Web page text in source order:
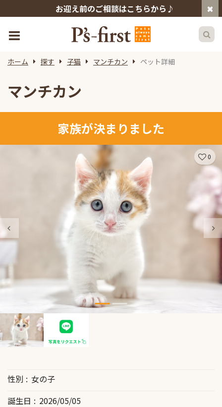
お迎え前のご相談はこちらから♪
ホーム 探す 子猫 マンチカン ペット詳細
マンチカン
家族が決まりました
0
性別
女の子
誕生日
2026/05/05